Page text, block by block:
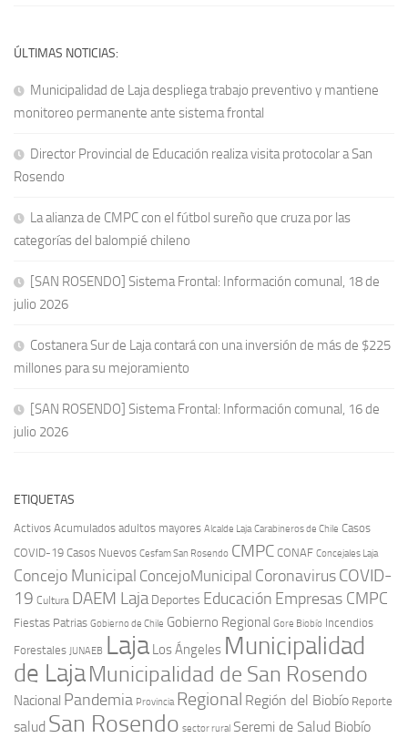
ÚLTIMAS NOTICIAS:
Municipalidad de Laja despliega trabajo preventivo y mantiene
monitoreo permanente ante sistema frontal
Director Provincial de Educación realiza visita protocolar a San
Rosendo
La alianza de CMPC con el fútbol sureño que cruza por las
categorías del balompié chileno
[SAN ROSENDO] Sistema Frontal: Información comunal, 18 de
julio 2026
Costanera Sur de Laja contará con una inversión de más de $225
millones para su mejoramiento
[SAN ROSENDO] Sistema Frontal: Información comunal, 16 de
julio 2026
ETIQUETAS
Activos Acumulados adultos mayores Alcalde Laja Carabineros de Chile Casos
COVID-19 Casos Nuevos Cesfam San Rosendo CMPC CONAF Concejales Laja
Concejo Municipal ConcejoMunicipal CoronavirusCOVID-
19 Cultura DAEM Laja Deportes Educación Empresas CMPC
Fiestas Patrias Gobierno de Chile Gobierno Regional Gore Biobío Incendios
Forestales JUNAEB Laja Los Ángeles Municipalidad
de LajaMunicipalidad de San Rosendo
Nacional Pandemia Provincia Regional Región del Biobío Reporte
salud San Rosendo sector rural Seremi de Salud Biobío